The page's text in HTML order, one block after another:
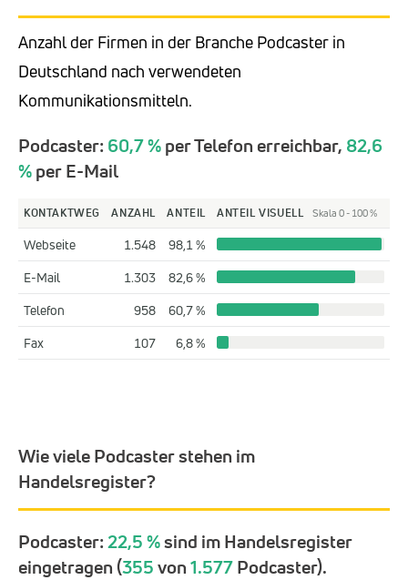
Anzahl der Firmen in der Branche Podcaster in
Deutschland nach verwendeten
Kommunikationsmitteln.
Podcaster: 60,7 %per Telefon erreichbar, 82,6
%per E-Mail
KONTAKTWEG ANZAHL ANTEIL ANTEIL VISUELL Skala 0 - 100 %
Webseite 1.548
98,1 %
E-Mail
1.303
82,6 %
Telefon
958
60,7 %
Fax
107 6,8 %
Wie viele Podcaster stehen im
Handelsregister?
Podcaster:22,5 %sind im Handelsregister
eingetragen (355von1.577Podcaster).